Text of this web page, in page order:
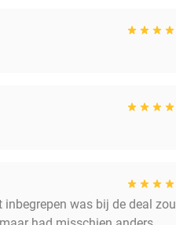
was bij de deal zou